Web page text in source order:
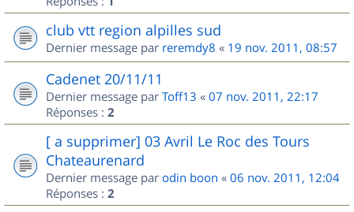
club vtt region alpilles sud
Dernier message par reremdy8 « 19 nov. 2011, 08:57
Cadenet 20/11/11
Dernier message par Toff13 « 07 nov. 2011, 22:17
Réponses : 2
[ a supprimer] 03 Avril Le Roc des Tours
Chateaurenard
Dernier message par odin boon « 06 nov. 2011, 12:04
Réponses : 2